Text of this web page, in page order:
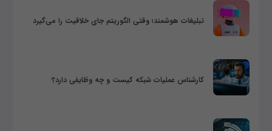
تبلیغات هوشمند؛ وقتی الگوریتم جای خلاقیت را می‌گیرد
کارشناس عملیات شبکه کیست و چه وظایفی دارد؟